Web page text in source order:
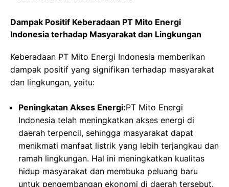
Dampak Positif Keberadaan PT Mito Energi
Indonesia terhadap Masyarakat dan Lingkungan
Keberadaan PT Mito Energi Indonesia memberikan
dampak positif yang signifikan terhadap masyarakat
dan lingkungan, yaitu:
Peningkatan Akses Energi:PT Mito Energi
Indonesia telah meningkatkan akses energi di
daerah terpencil, sehingga masyarakat dapat
menikmati manfaat listrik yang lebih terjangkau dan
ramah lingkungan. Hal ini meningkatkan kualitas
hidup masyarakat dan membuka peluang baru
untuk pengembangan ekonomi di daerah tersebut.